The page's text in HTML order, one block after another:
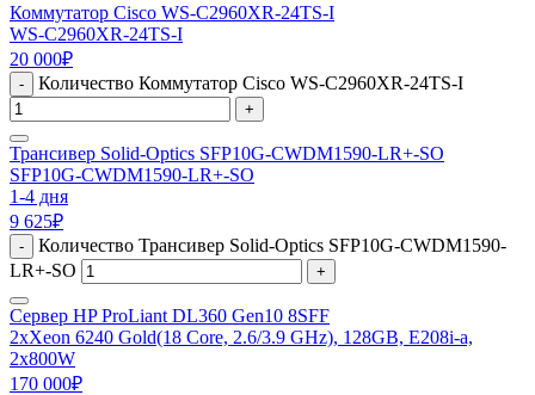
Коммутатор Cisco WS-C2960XR-24TS-I
WS-C2960XR-24TS-I
20 000₽
- Количество Коммутатор Cisco WS-C2960XR-24TS-I
+
Трансивер Solid-Optics SFP10G-CWDM1590-LR+-SO
SFP10G-CWDM1590-LR+-SO
1-4 дня
9 625₽
-
Количество Трансивер Solid-Optics SFP10G-CWDM1590-
LR+-SO
+
Сервер HP ProLiant DL360 Gen10 8SFF
2xXeon 6240 Gold(18 Core, 2.6/3.9 GHz), 128GB, E208i-a,
2x800W
170 000₽